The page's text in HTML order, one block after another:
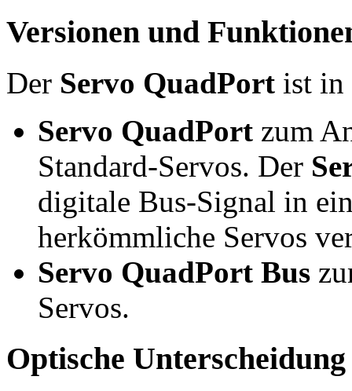
Versionen und
Der Servo QuadPort ist in
Servo QuadPort zum
Standard-Servos. Der
digitale Bus-Signal in
herkömmliche Servos
Servo QuadPort Bus
Servos.
Optische Unterscheidung